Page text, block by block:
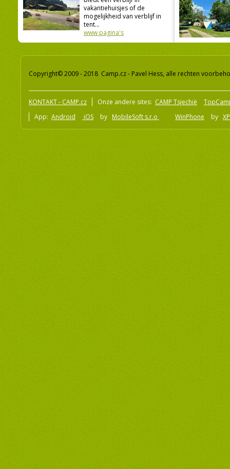
vakantiehuisjes of de
mogelijkheid van verblijf in
tent...
www pagina's
Copyright© 2009 - 2018 Camp.cz - Pavel Hess, alle rechten
KONTAKT - CAMP.cz Onze andere sites: CAMP Tsjechië
App: Android iOS by MobileSoft s.r.o WinPhone by